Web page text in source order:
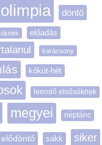
döntő
előadás
karácsony
kőkút-hét
leendő elsősöknek
megyei néptánc
sakk siker